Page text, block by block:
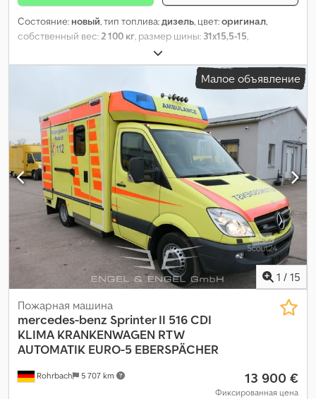
Состояние: новый, тип топлива:дизель, цвет:оригинал,
собственный вес:2 100 кг, размер шины: 31x15,5-15,
, Год выпуска:
Оборудование:Проверка безопасности UVV,
дополнительные фары, кабина, паллетные вилы, полный
привод, прицепное устройство, стандартный ковш
Малое объявление
1 / 15
Rohrbach 5 707 km
Пожарная машина
mercedes-benz Sprinter II 516 CDI
KLIMA KRANKENWAGEN RTW
AUTOMATIK EURO-5 EBERSPÄCHER
13 900 €
Фиксированная цена